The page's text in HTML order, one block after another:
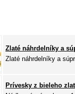
Zlaté náhrdelníky a
Zlaté náhrdelníky a
Prívesky z bieleho